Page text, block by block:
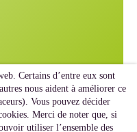
Certains d’entre eux sont
nous aident à améliorer ce
Vous pouvez décider
Merci de noter que, si
utiliser l’ensemble des